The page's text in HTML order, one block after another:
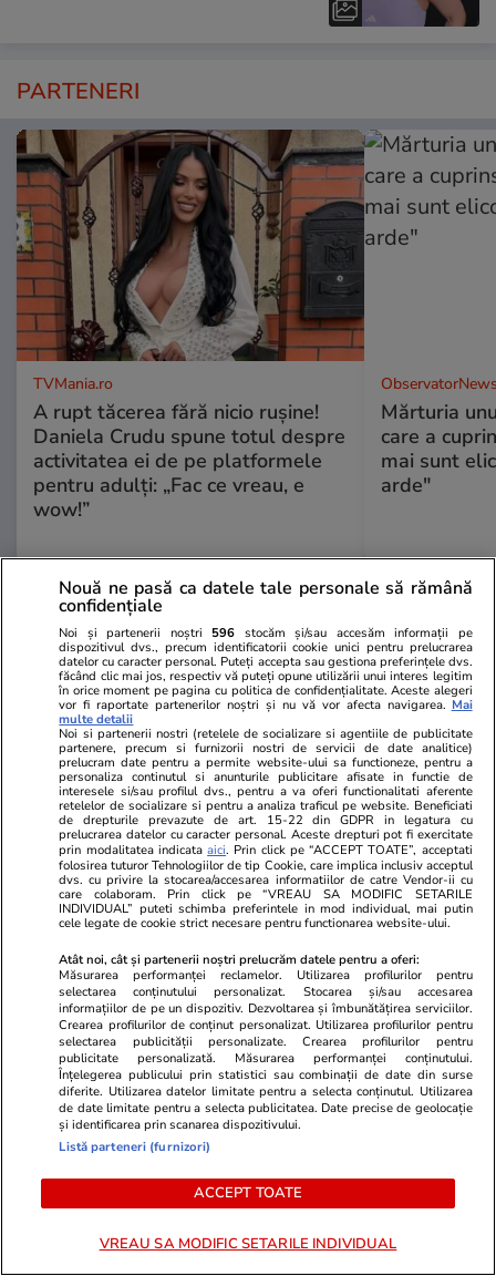
PARTENERI
TVMania.ro
A rupt tăcerea fără nicio rușine!
Daniela Crudu spune totul despre
activitatea ei de pe platformele
pentru adulți: „Fac ce vreau, e
wow!”
Mărturia
care a
mai sunt
arde"
PARTENERI
GSP.ro
Celebrul luptător face dezvăluiri
tulburătoare: „Mi-am făcut de râs
familia! Nu vreau să ajung ca tatăl
meu, băutura i-a distrus viața”
GSP.ro
Marea
Grecia
Nouă ne pasă ca datele tale personale să rămână
confidențiale
Noi și partenerii noștri 596 stocăm și/sau accesăm informații pe
dispozitivul dvs., precum identificatorii cookie unici pentru prelucrarea
datelor cu caracter personal. Puteți accepta sau gestiona preferințele dvs.
făcând clic mai jos, respectiv vă puteți opune utilizării unui interes legitim
în orice moment pe pagina cu politica de confidențialitate. Aceste alegeri
vor fi raportate partenerilor noștri și nu vă vor afecta navigarea. Mai
multe detalii
Noi si partenerii nostri (retelele de socializare si agentiile de publicitate
partenere, precum si furnizorii nostri de servicii de date analitice)
prelucram date pentru a permite website-ului sa functioneze, pentru a
personaliza continutul si anunturile publicitare afisate in functie de
interesele si/sau profilul dvs., pentru a va oferi functionalitati aferente
retelelor de socializare si pentru a analiza traficul pe website. Beneficiati
de drepturile prevazute de art. 15-22 din GDPR in legatura cu
prelucrarea datelor cu caracter personal. Aceste drepturi pot fi exercitate
prin modalitatea indicataaici. Prin click pe “ACCEPT TOATE”, acceptati
folosirea tuturor Tehnologiilor de tip Cookie, care implica inclusiv acceptul
dvs. cu privire la stocarea/accesarea informatiilor de catre Vendor-ii cu
care colaboram. Prin click pe “VREAU SA MODIFIC SETARILE
INDIVIDUAL” puteti schimba preferintele in mod individual, mai putin
cele legate de cookie strict necesare pentru functionarea website-ului.
Atât noi, cât și partenerii noștri prelucrăm datele pentru a oferi:
Măsurarea performanței reclamelor. Utilizarea profilurilor pentru
selectarea conținutului personalizat. Stocarea și/sau accesarea
informațiilor de pe un dispozitiv. Dezvoltarea și îmbunătățirea serviciilor.
Crearea profilurilor de conținut personalizat. Utilizarea profilurilor pentru
selectarea publicității personalizate. Crearea profilurilor pentru
publicitate personalizată. Măsurarea performanței conținutului.
Înțelegerea publicului prin statistici sau combinații de date din surse
diferite. Utilizarea datelor limitate pentru a selecta conținutul. Utilizarea
de date limitate pentru a selecta publicitatea. Date precise de geolocație
și identificarea prin scanarea dispozitivului.
Listă parteneri (furnizori)
ACCEPT TOATE
VREAU SA MODIFIC SETARILE INDIVIDUAL